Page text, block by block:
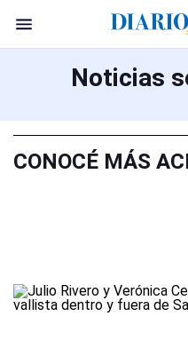
Noticias
CONOCÉ MÁS